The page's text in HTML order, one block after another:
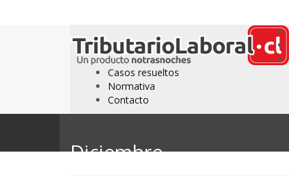
Casos resueltos
Normativa
Contacto
Diciembre